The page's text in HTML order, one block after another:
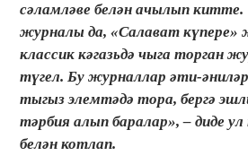
сәламләве белән ачылып
журналы да, «Салават күпере»
классик кәгазьдә чыга торган
түгел. Бу журналлар әти-
тыгыз элемтәдә тора, бергә
тәрбия алып баралар», – диде
белән котлап.